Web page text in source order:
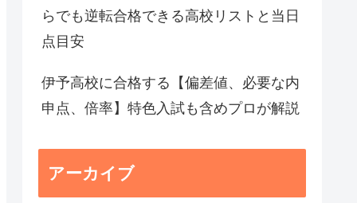
らでも逆転合格できる高校リストと当日
点目安
伊予高校に合格する【偏差値、必要な内
申点、倍率】特色入試も含めプロが解説
アーカイブ